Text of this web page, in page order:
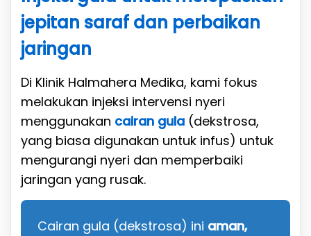
jepitan saraf dan perbaikan
jaringan
Di Klinik Halmahera Medika, kami fokus
melakukan injeksi intervensi nyeri
menggunakan cairan gula (dekstrosa,
yang biasa digunakan untuk infus) untuk
mengurangi nyeri dan memperbaiki
jaringan yang rusak.
Cairan gula (dekstrosa) ini aman,